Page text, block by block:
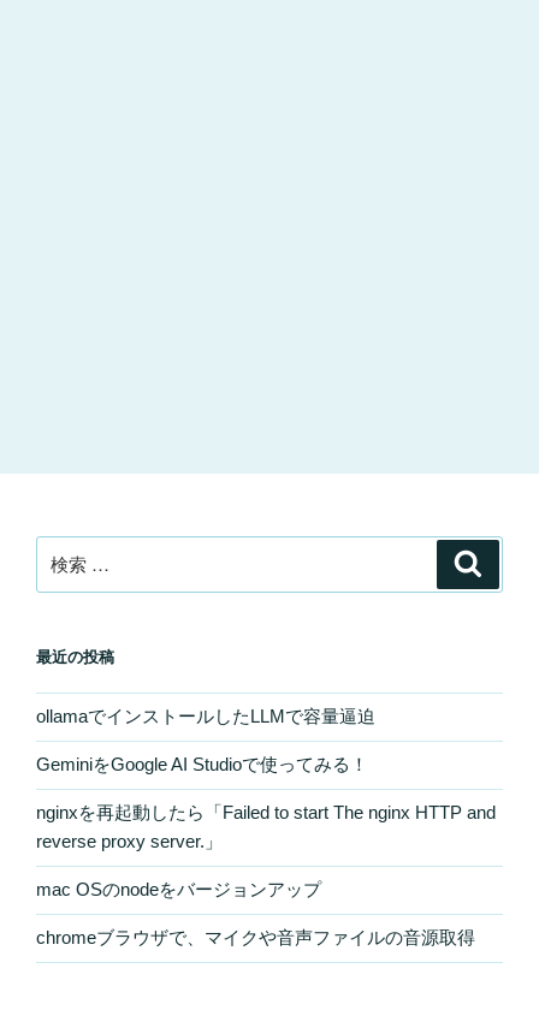
索:
最近の投稿
ollamaでインストールしたLLMで容量逼迫
GeminiをGoogle AI Studioで使ってみる！
nginxを再起動したら「Failed to start The nginx HTTP and
reverse proxy server.」
mac OSのnodeをバージョンアップ
chromeブラウザで、マイクや音声ファイルの音源取得